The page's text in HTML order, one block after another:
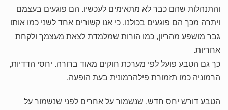
והתנהלות שהם כבר לא מתאימים לעכשיו. הם פוגעים בעצמם
ויתרה מכך הם פוגעים בכולנו. כי אנו קשורים אחד לשני כמו אותו
גבר מושפע מהריון, כמו הורות שמלמדת לצאת מעצמך ולקחת
אחריות.
כך גם הטבע פועל לפי מערכת חוקים מאוד ברורה. יחסי הדדיות,
הרמוניה כמו תזמורת פילהרמונית בעת הופעה.
הטבע דורש יחס חדש. שנשמור על אחרים לפני שנשמור על